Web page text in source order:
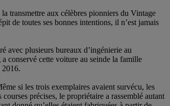
transmettre aux célèbres pionniers du Vintage
de toutes ses bonnes intentions, il n’est jamais
avec plusieurs bureaux d’ingénierie au
conservé cette voiture au seinde la famille
2016.
si les trois exemplaires avaient survécu, les
précises, le propriétaire a rassemblé autant